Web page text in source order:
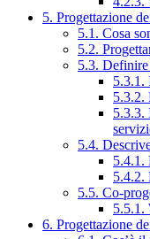
5. Progettazione
5.1. Cosa
5.2.
5.3.
5.3.1.
5.3.2.
5.3.3.
5.4.
5.4.1.
5.4.2.
5.5. Co-
5.5.1.
6. Progettazione